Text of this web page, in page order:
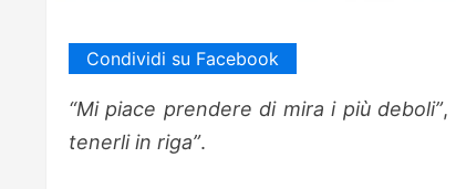
Condividi su Facebook
“Mi piace prendere di mira i più deboli”,
tenerli in riga”.